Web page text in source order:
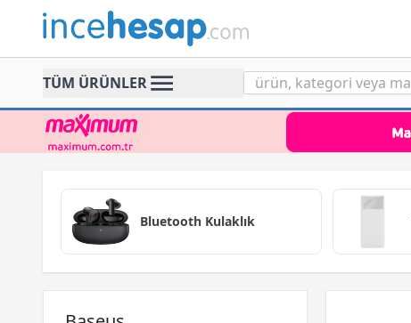
Incehesap
TÜM ÜRÜNLER
Bluetooth Kulaklık